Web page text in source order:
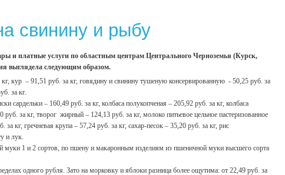
свинину и рыбу
и платные услуги по областным центрам Центрального Черноземья (Курск,
выглядела следующим образом.
кур – 91,51 руб. за кг, говядину и свинину тушеную консервированную - 50,25 руб. за
за кг.
сардельки – 160,49 руб. за кг, колбаса полукопченая – 205,92 руб. за кг, колбаса
за кг, творог жирный – 124,13 руб. за кг, молоко питьевое цельное пастеризованное
кг, гречневая крупа – 57,24 руб. за кг, сахар-песок – 35,20 руб. за кг, рис
и лук.
1 и 2 сортов, по пшену и макаронным изделиям из пшеничной муки высшего сорта
одного рубля. Зато на морковку и яблоки разница более ощутима: от 22,49 руб. за